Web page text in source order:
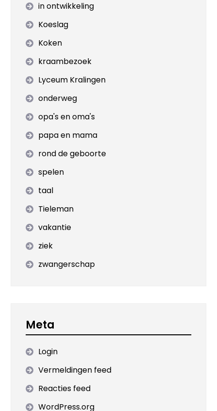
in ontwikkeling
Koeslag
Koken
kraambezoek
Lyceum Kralingen
onderweg
opa's en oma's
papa en mama
rond de geboorte
spelen
taal
Tieleman
vakantie
ziek
zwangerschap
Meta
Login
Vermeldingen feed
Reacties feed
WordPress.org